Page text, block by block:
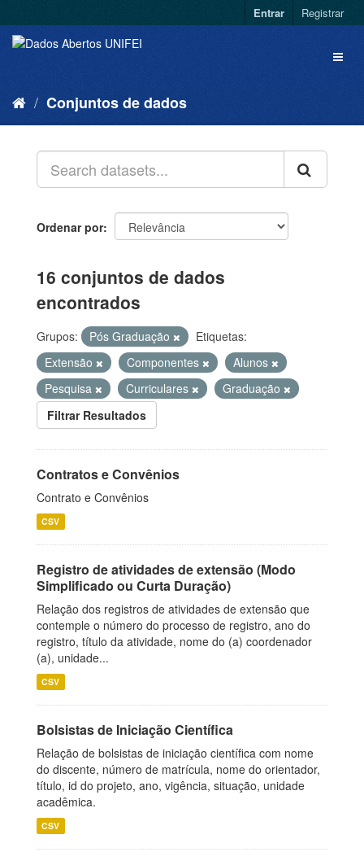
Entrar Registrar
Conjuntos de dados
Ordenar por
16 conjuntos de dados
encontrados
Grupos: Pós Graduação
Etiquetas:
Extensão
Componentes
Alunos
Pesquisa
Curriculares
Graduação
Filtrar Resultados
Contratos e Convênios
Contrato e Convênios
CSV
Registro de atividades de extensão (Modo
Simplificado ou Curta Duração)
Relação dos registros de atividades de extensão que
contemple o número do processo de registro, ano do
registro, título da atividade, nome do (a) coordenador
(a), unidade...
CSV
Bolsistas de Iniciação Científica
Relação de bolsistas de iniciação científica com nome
do discente, número de matrícula, nome do orientador,
título, id do projeto, ano, vigência, situação, unidade
acadêmica.
CSV